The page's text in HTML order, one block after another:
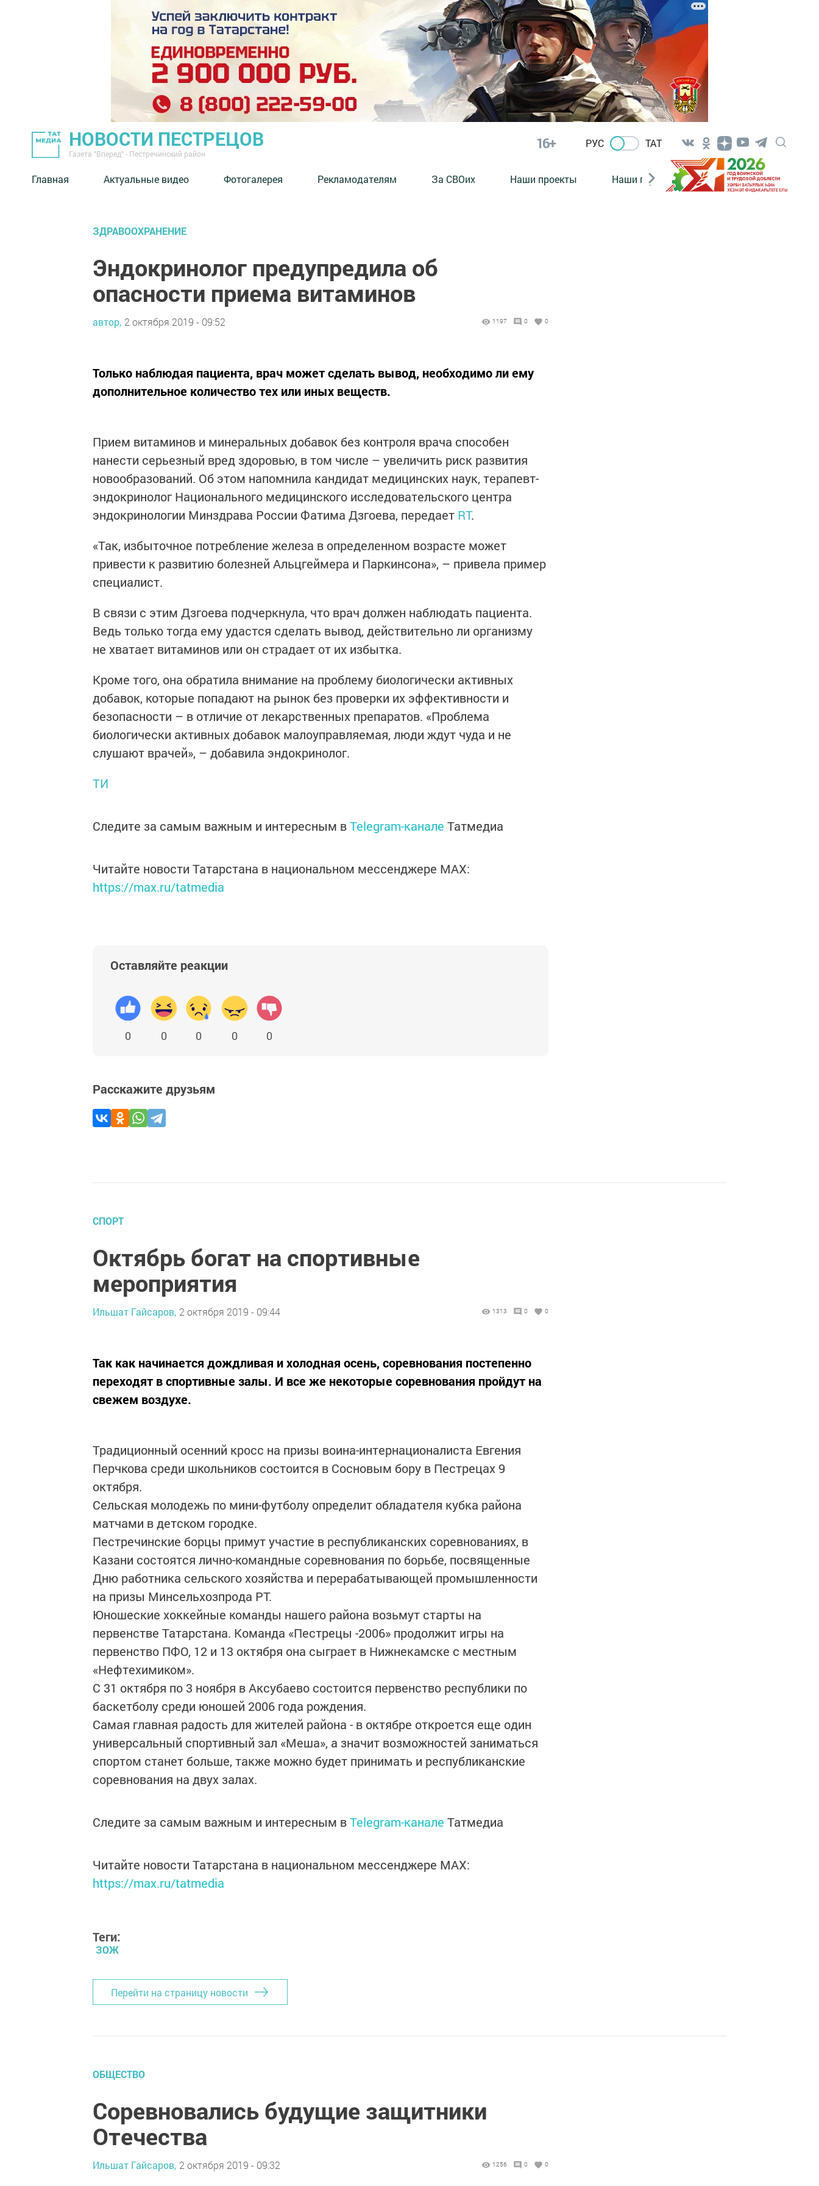
НОВОСТИ ПЕСТРЕЦОВ
Газета "Вперед" - Пестречинский район
16+ РУС ТАТ
Главная Актуальные видео Фотогалерея Рекламодателям За СВОих Наши проекты Наши герои Нормативно-правовые
ЗДРАВООХРАНЕНИЕ
Эндокринолог предупредила об
опасности приема витаминов
автор, 2 октября 2019 - 09:52 1197 0 0
Только наблюдая пациента, врач может сделать вывод, необходимо ли ему
дополнительное количество тех или иных веществ.
Прием витаминов и минеральных добавок без контроля врача способен
нанести серьезный вред здоровью, в том числе – увеличить риск развития
новообразований. Об этом напомнила кандидат медицинских наук, терапевт-
эндокринолог Национального медицинского исследовательского центра
эндокринологии Минздрава России Фатима Дзгоева, передает RT.
«Так, избыточное потребление железа в определенном возрасте может
привести к развитию болезней Альцгеймера и Паркинсона», – привела пример
специалист.
В связи с этим Дзгоева подчеркнула, что врач должен наблюдать пациента.
Ведь только тогда ему удастся сделать вывод, действительно ли организму
не хватает витаминов или он страдает от их избытка.
Кроме того, она обратила внимание на проблему биологически активных
добавок, которые попадают на рынок без проверки их эффективности и
безопасности – в отличие от лекарственных препаратов. «Проблема
биологически активных добавок малоуправляемая, люди ждут чуда и не
слушают врачей», – добавила эндокринолог.
ТИ
Следите за самым важным и интересным вTelegram-канале Татмедиа
Читайте новости Татарстана в национальном мессенджере MАХ:
https://max.ru/tatmedia
Оставляйте реакции
0 0 0 0 0
Расскажите друзьям
СПОРТ
Октябрь богат на спортивные
мероприятия
Ильшат Гайсаров, 2 октября 2019 - 09:44 1313 0 0
Так как начинается дождливая и холодная осень, соревнования постепенно
переходят в спортивные залы. И все же некоторые соревнования пройдут на
свежем воздухе.
Традиционный осенний кросс на призы воина-интернационалиста Евгения
Перчкова среди школьников состоится в Сосновым бору в Пестрецах 9
октября.
Сельская молодежь по мини-футболу определит обладателя кубка района
матчами в детском городке.
Пестречинские борцы примут участие в республиканских соревнованиях, в
Казани состоятся лично-командные соревнования по борьбе, посвященные
Дню работника сельского хозяйства и перерабатывающей промышленности
на призы Минсельхозпрода РТ.
Юношеские хоккейные команды нашего района возьмут старты на
первенстве Татарстана. Команда «Пестрецы -2006» продолжит игры на
первенство ПФО, 12 и 13 октября она сыграет в Нижнекамске с местным
«Нефтехимиком».
С 31 октября по 3 ноября в Аксубаево состоится первенство республики по
баскетболу среди юношей 2006 года рождения.
Самая главная радость для жителей района - в октябре откроется еще один
универсальный спортивный зал «Меша», а значит возможностей заниматься
спортом станет больше, также можно будет принимать и республиканские
соревнования на двух залах.
Следите за самым важным и интересным вTelegram-канале Татмедиа
Читайте новости Татарстана в национальном мессенджере MАХ:
https://max.ru/tatmedia
Теги:
ЗОЖ
Перейти на страницу новости
ОБЩЕСТВО
Соревновались будущие защитники
Отечества
Ильшат Гайсаров, 2 октября 2019 - 09:32 1256 0 0